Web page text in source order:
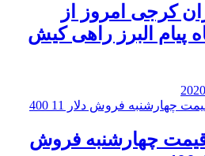
کرجی امروز از
پیام البرز راهی کیش
قیمت چهارشنبه فروش